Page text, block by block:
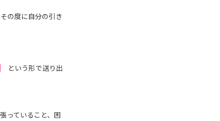
の度に自分の引き
という形で送り出
っていること、困